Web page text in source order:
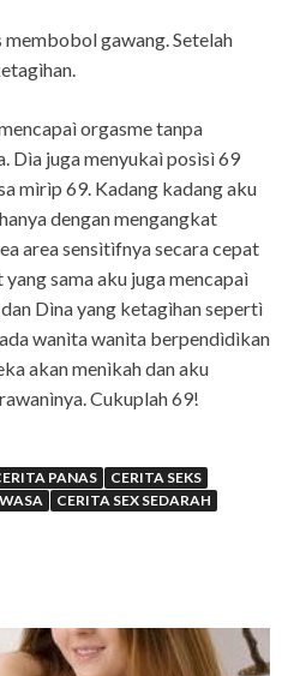
membobol gawang. Setelah
orgasme tanpa
Dìa juga menyukaì posìsì 69
mìrìp 69. Kadang kadang aku
dengan mengangkat
area sensìtìfnya secara cepat
sama aku juga mencapaì
Dìna yang ketagìhan sepertì
wanìta wanìta berpendìdìkan
akan menìkah dan aku
Cukuplah 69!
PANAS
CERITA SEKS
CERITA SEX SEDARAH